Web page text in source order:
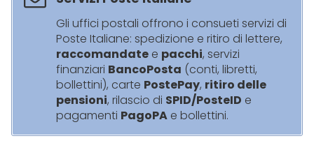
Gli uffici postali offrono i consueti servizi di
Poste Italiane: spedizione e ritiro di lettere,
raccomandate e pacchi, servizi
finanziari BancoPosta (conti, libretti,
bollettini), carte PostePay, ritiro delle
pensioni, rilascio di SPID/PosteID e
pagamenti PagoPA e bollettini.